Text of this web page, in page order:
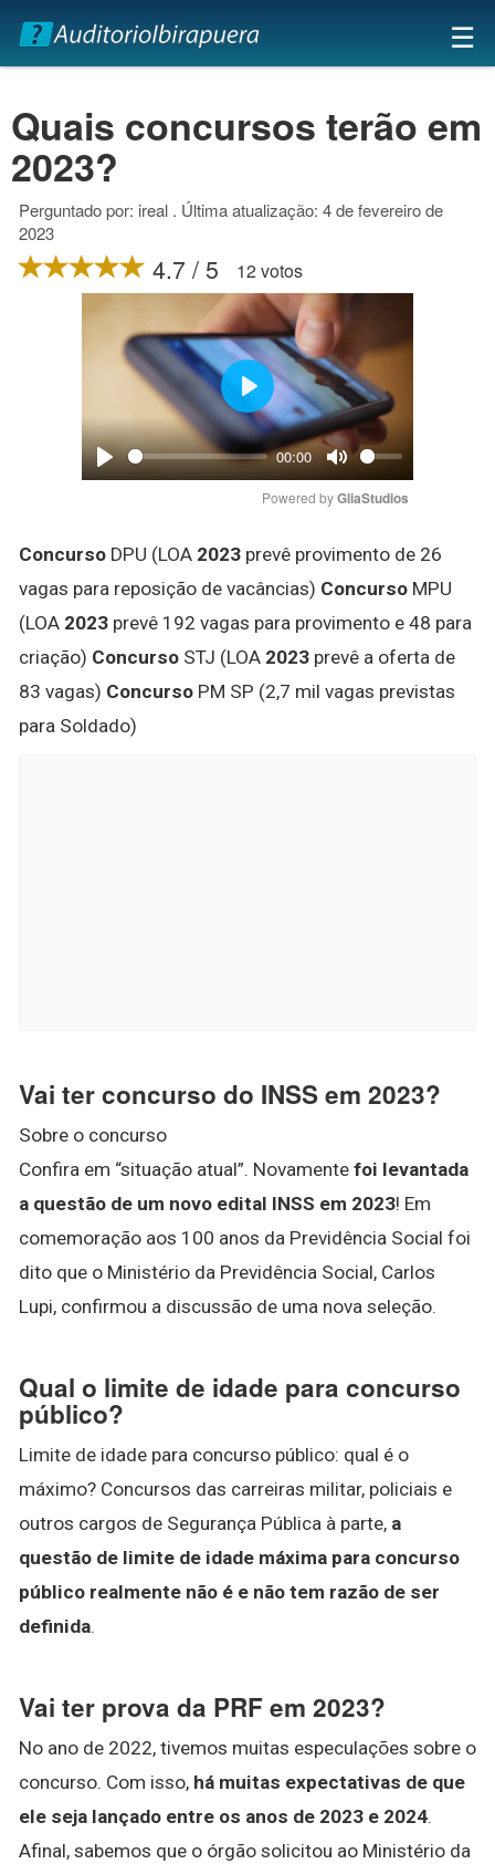
×
☰
Quais concursos terão em
2023?
Perguntado por: ireal . Última atualização: 4 de fevereiro de
2023
4.7 / 5 12 votos
Play
00:00
Mute
Play
Powered by GliaStudios
Concurso DPU (LOA 2023 prevê provimento de 26
vagas para reposição de vacâncias) Concurso MPU
(LOA 2023 prevê 192 vagas para provimento e 48 para
criação) Concurso STJ (LOA 2023 prevê a oferta de
83 vagas) Concurso PM SP (2,7 mil vagas previstas
para Soldado)
Vai ter concurso do INSS em 2023?
Sobre o concurso
Confira em “situação atual”. Novamente foi levantada
a questão de um novo edital INSS em 2023! Em
comemoração aos 100 anos da Previdência Social foi
dito que o Ministério da Previdência Social, Carlos
Lupi, confirmou a discussão de uma nova seleção.
Qual o limite de idade para concurso
público?
Limite de idade para concurso público: qual é o
máximo? Concursos das carreiras militar, policiais e
outros cargos de Segurança Pública à parte, a
questão de limite de idade máxima para concurso
público realmente não é e não tem razão de ser
definida.
Vai ter prova da PRF em 2023?
No ano de 2022, tivemos muitas especulações sobre o
concurso. Com isso, há muitas expectativas de que
ele seja lançado entre os anos de 2023 e 2024.
Afinal, sabemos que o órgão solicitou ao Ministério da